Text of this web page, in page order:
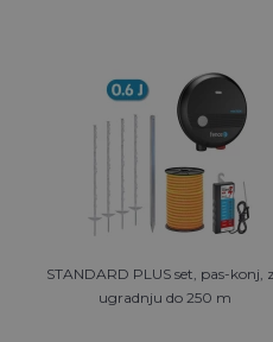
STANDARD PLUS set, pas-konj,
ugradnju do 250 m